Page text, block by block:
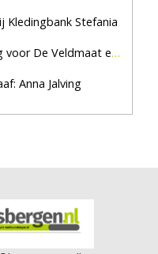
Kledingbank Stefania
De Veldmaat en De Pas
Anna Jalving